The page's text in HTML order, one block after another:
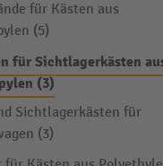
für Kästen aus
(5)
für Sichtlagerkästen
(3)
Sichtlagerkästen für
(3)